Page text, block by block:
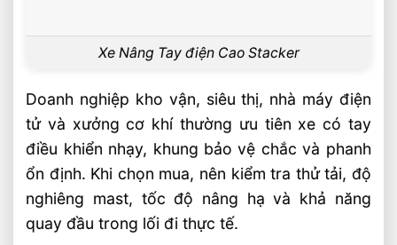
Xe Nâng Tay điện Cao Stacker
Doanh nghiệp kho vận, siêu thị, nhà máy điện
tử và xưởng cơ khí thường ưu tiên xe có tay
điều khiển nhạy, khung bảo vệ chắc và phanh
ổn định. Khi chọn mua, nên kiểm tra thử tải, độ
nghiêng mast, tốc độ nâng hạ và khả năng
quay đầu trong lối đi thực tế.